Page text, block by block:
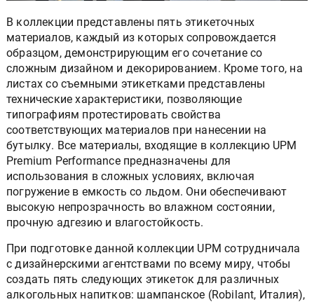
В коллекции представлены пять этикеточных
материалов, каждый из которых сопровождается
образцом, демонстрирующим его сочетание со
сложным дизайном и декорированием. Кроме того, на
листах со съемными этикетками представлены
технические характеристики, позволяющие
типографиям протестировать свойства
соответствующих материалов при нанесении на
бутылку. Все материалы, входящие в коллекцию UPM
Premium Performance предназначены для
использования в сложных условиях, включая
погружение в емкость со льдом. Они обеспечивают
высокую непрозрачность во влажном состоянии,
прочную адгезию и влагостойкость.
При подготовке данной коллекции UPM сотрудничала
с дизайнерскими агентствами по всему миру, чтобы
создать пять следующих этикеток для различных
алкогольных напитков: шампанское (Robilant, Италия),